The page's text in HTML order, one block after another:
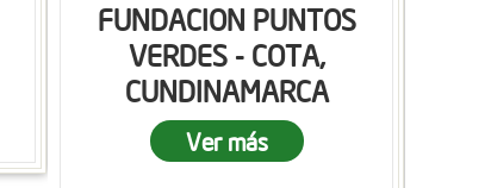
FUNDACION PUNTOS
VERDES - COTA,
CUNDINAMARCA
Ver más